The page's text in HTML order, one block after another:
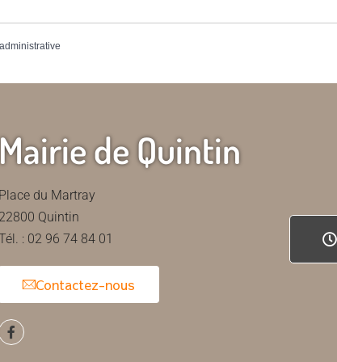
Mairie de Quintin
Place du Martray
22800 Quintin
: 02 96 74 84 01
Contactez-nous